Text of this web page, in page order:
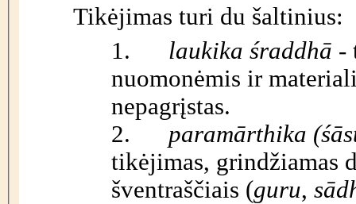
Tikėjimas turi du šaltinius:
1.
laukika śraddhā -
nuomonėmis ir
nepagrįstas.
2.
paramārthika
tikėjimas, grindžiamas
šventraščiais (guru,